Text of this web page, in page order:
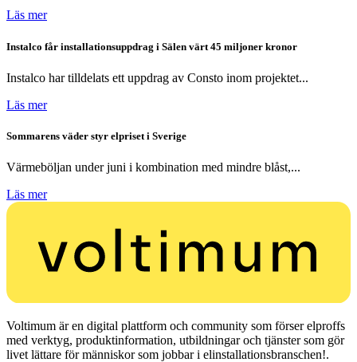
Läs mer
Instalco får installationsuppdrag i Sälen värt 45 miljoner kronor
Instalco har tilldelats ett uppdrag av Consto inom projektet...
Läs mer
Sommarens väder styr elpriset i Sverige
Värmeböljan under juni i kombination med mindre blåst,...
Läs mer
Voltimum är en digital plattform och community som förser elproffs
med verktyg, produktinformation, utbildningar och tjänster som gör
livet lättare för människor som jobbar i elinstallationsbranschen!.